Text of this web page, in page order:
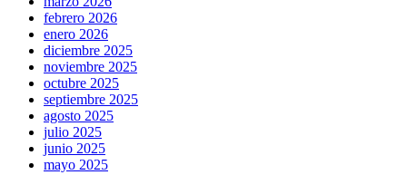
febrero 2026
enero 2026
diciembre 2025
noviembre 2025
octubre 2025
septiembre 2025
agosto 2025
julio 2025
junio 2025
mayo 2025